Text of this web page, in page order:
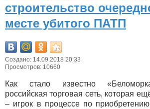
строительство
месте убитого ПАТП
Создано: 14.09.2018 20:33
Просмотров: 10660
Как стало известно
российская торговая сеть, которая
– игрок в процессе по